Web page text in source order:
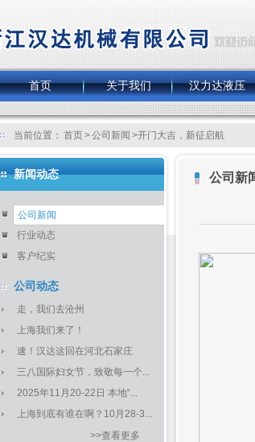
首页 关于我们 汉力达液压
当前位置： 首页>公司新闻 >开门大吉，新征启航
新闻动态
公司新闻
行业动态
客户纪实
公司动态
走，我们去沧州
上海我们来了！
速！汉达这回在河北石家庄
三八国际妇女节，致敬每一个...
2025年11月20-22日 本地“...
上海到底有谁在啊？10月28-3...
>>查看更多
公司新